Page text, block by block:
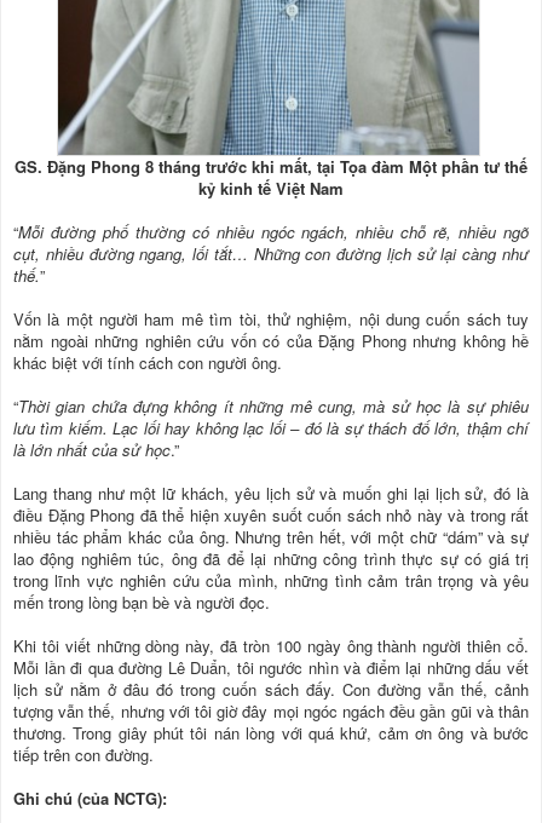
GS. Đặng Phong 8 tháng trước khi mất, tại Tọa đàm Một phần tư thế
kỷ kinh tế Việt Nam
“Mỗi đường phố thường có nhiều ngóc ngách, nhiều chỗ rẽ, nhiều ngõ
cụt, nhiều đường ngang, lối tắt… Những con đường lịch sử lại càng như
thế.”
Vốn là một người ham mê tìm tòi, thử nghiệm, nội dung cuốn sách tuy
nằm ngoài những nghiên cứu vốn có của Đặng Phong nhưng không hề
khác biệt với tính cách con người ông.
“Thời gian chứa đựng không ít những mê cung, mà sử học là sự phiêu
lưu tìm kiếm. Lạc lối hay không lạc lối – đó là sự thách đố lớn, thậm chí
là lớn nhất của sử học.”
Lang thang như một lữ khách, yêu lịch sử và muốn ghi lại lịch sử, đó là
điều Đặng Phong đã thể hiện xuyên suốt cuốn sách nhỏ này và trong rất
nhiều tác phẩm khác của ông. Nhưng trên hết, với một chữ “dám” và sự
lao động nghiêm túc, ông đã để lại những công trình thực sự có giá trị
trong lĩnh vực nghiên cứu của mình, những tình cảm trân trọng và yêu
mến trong lòng bạn bè và người đọc.
Khi tôi viết những dòng này, đã tròn 100 ngày ông thành người thiên cổ.
Mỗi lần đi qua đường Lê Duẩn, tôi ngước nhìn và điểm lại những dấu vết
lịch sử nằm ở đâu đó trong cuốn sách đấy. Con đường vẫn thế, cảnh
tượng vẫn thế, nhưng với tôi giờ đây mọi ngóc ngách đều gần gũi và thân
thương. Trong giây phút tôi nán lòng với quá khứ, cảm ơn ông và bước
tiếp trên con đường.
Ghi chú (của NCTG):